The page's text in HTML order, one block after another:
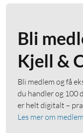
Bli
Kjell &
Bli medlem og få
du handler og 100
er helt digitalt –
Les mer om